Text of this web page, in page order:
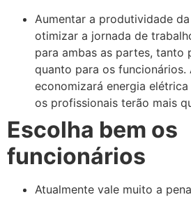
Aumentar a produtividade
otimizar a jornada de
para ambas as partes, tanto
quanto para os funcionários.
economizará energia
os profissionais terão mais
Escolha bem os
funcionários
Atualmente vale muito a